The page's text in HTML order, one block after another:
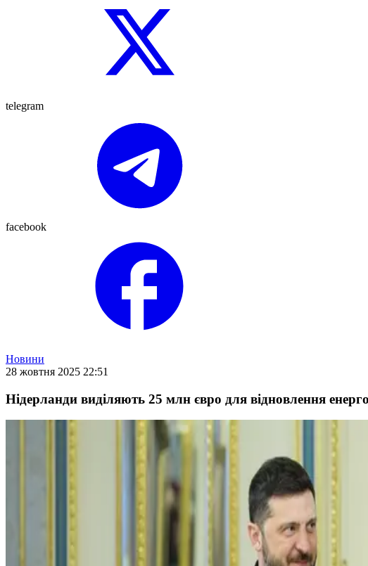
telegram
facebook
Новини
28 жовтня 2025 22:51
Нідерланди виділяють 25 млн євро для відновлення